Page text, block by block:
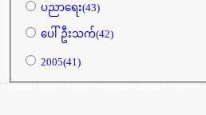
ပညာရေး(43)
ပေါ်ဦးသက်(42)
2005(41)